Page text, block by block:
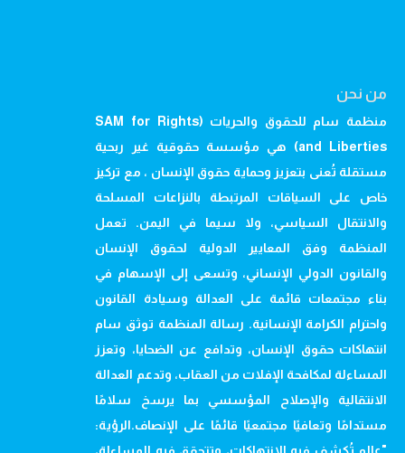
من نحن
منظمة سام للحقوق والحريات (SAM for Rights
and Liberties) هي مؤسسة حقوقية غير ربحية
مستقلة تُعنى بتعزيز وحماية حقوق الإنسان ، مع تركيز
خاص على السياقات المرتبطة بالنزاعات المسلحة
والانتقال السياسي، ولا سيما في اليمن. تعمل
المنظمة وفق المعايير الدولية لحقوق الإنسان
والقانون الدولي الإنساني، وتسعى إلى الإسهام في
بناء مجتمعات قائمة على العدالة وسيادة القانون
واحترام الكرامة الإنسانية. رسالة المنظمة توثق سام
انتهاكات حقوق الإنسان، وتدافع عن الضحايا، وتعزز
المساءلة لمكافحة الإفلات من العقاب، وتدعم العدالة
الانتقالية والإصلاح المؤسسي بما يرسخ سلامًا
مستدامًا وتعافيًا مجتمعيًا قائمًا على الإنصاف.الرؤية: